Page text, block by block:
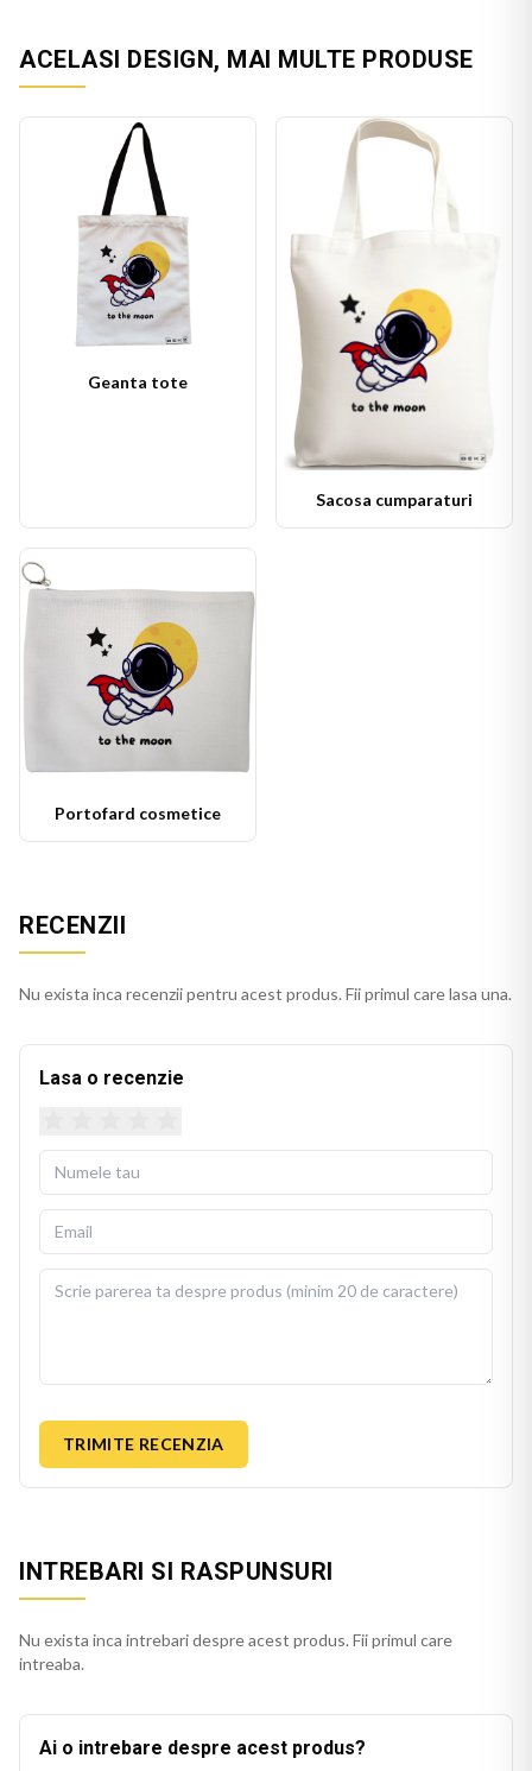
ACELASI DESIGN, MAI MULTE PRODUSE
Geanta tote
Sacosa cumparaturi
Portofard cosmetice
RECENZII
Nu exista inca recenzii pentru acest produs. Fii primul care lasa una.
Lasa o recenzie
TRIMITE RECENZIA
INTREBARI SI RASPUNSURI
Nu exista inca intrebari despre acest produs. Fii primul care
intreaba.
Ai o intrebare despre acest produs?